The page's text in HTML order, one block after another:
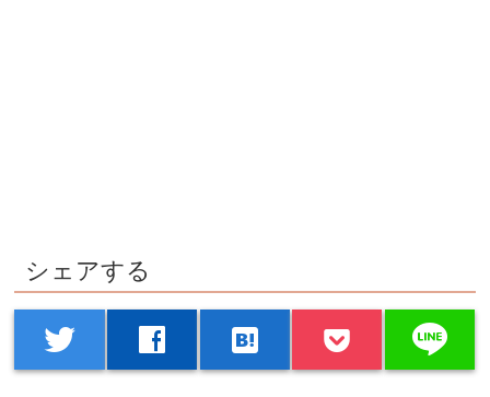
シェアする
twitter facebook hatenabookmark line